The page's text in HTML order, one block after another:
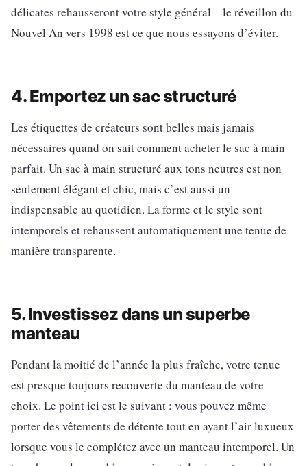
délicates rehausseront votre style général – le réveillon du
Nouvel An vers 1998 est ce que nous essayons d’éviter.
4. Emportez un sac structuré
Les étiquettes de créateurs sont belles mais jamais
nécessaires quand on sait comment acheter le sac à main
parfait. Un sac à main structuré aux tons neutres est non
seulement élégant et chic, mais c’est aussi un
indispensable au quotidien. La forme et le style sont
intemporels et rehaussent automatiquement une tenue de
manière transparente.
5. Investissez dans un superbe
manteau
Pendant la moitié de l’année la plus fraîche, votre tenue
est presque toujours recouverte du manteau de votre
choix. Le point ici est le suivant : vous pouvez même
porter des vêtements de détente tout en ayant l’air luxueux
lorsque vous le complétez avec un manteau intemporel. Un